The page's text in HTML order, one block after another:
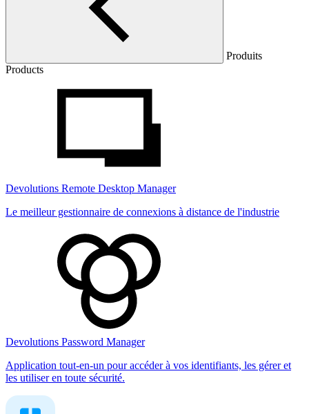
Produits
Products
Devolutions Remote Desktop Manager
Le meilleur gestionnaire de connexions à distance de l'industrie
Devolutions Password Manager
Application tout-en-un pour accéder à vos identifiants, les gérer et
les utiliser en toute sécurité.